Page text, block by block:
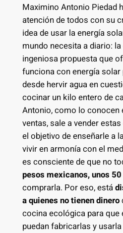
Maximino Antonio Piedad
atención de todos con su
idea de usar la energía
mundo necesita a diario:
ingeniosa propuesta que
funciona con energía solar
desde hervir agua en
cocinar un kilo entero de
Antonio, como lo conocen
ventas, sale a vender
el objetivo de enseñarle a
vivir en armonía con el
es consciente de que no
pesos mexicanos, unos
comprarla. Por eso, está
a quienes no tienen dinero
cocina ecológica para
puedan fabricarlas y usarla